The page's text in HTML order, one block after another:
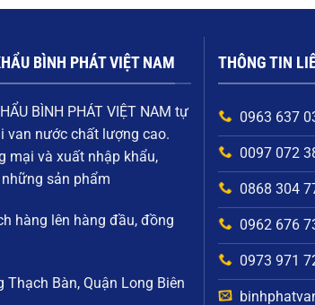
BÌNH PHÁT VIỆT NAM
BÌNH PHÁT VIỆT NAM tự
van nước chất lượng cao.
mại và xuất nhập khẩu,
sản phẩm
hàng lên hàng đầu, đồng
Bàn, Quận Long Biên
THÔNG TIN
0963 637
0097 072
0868 304
0962 676
0973 971